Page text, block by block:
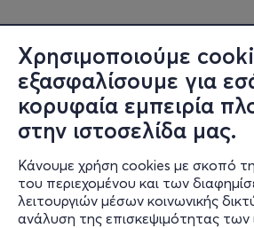
Χρησιμοποιούμε
εξασφαλίσουμε για
κορυφαία εμπειρία
στην ιστοσελίδα μας.
Κάνουμε χρήση cookies με σκοπό
του περιεχομένου και των
λειτουργιών μέσων κοινωνικής
ανάλυση της επισκεψιμότητας των
Πληροφορίες
Υποστήριξη
Stay Connected